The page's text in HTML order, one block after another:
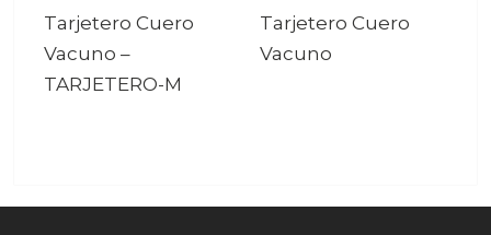
Tarjetero Cuero
Vacuno –
TARJETERO-M
Tarjetero Cuero
Vacuno